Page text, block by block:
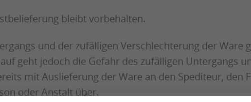
bleibt vorbehalten.
und der zufälligen Verschlechterung der
geht jedoch die Gefahr des zufälligen Untergangs
mit Auslieferung der Ware an den Spediteur,
oder Anstalt über.